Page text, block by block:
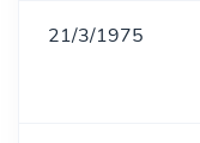
21/3/1975